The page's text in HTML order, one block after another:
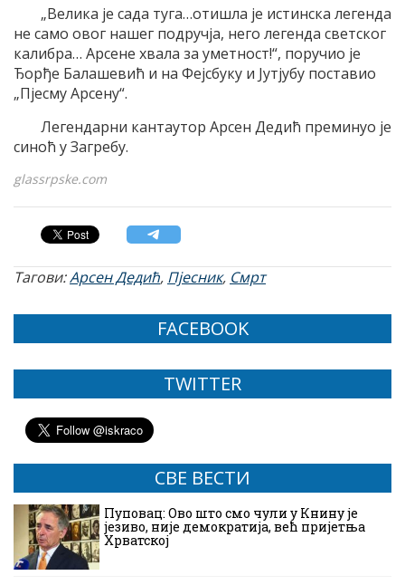
„Велика је сада туга…отишла је истинска легенда
не само овог нашег подручја, него легенда светског
калибра… Арсене хвала за уметност!“, поручио је
Ђорђе Балашевић и на Фејсбуку и Јутјубу поставио
„Пjесму Арсену“.
Легендарни кантаутор Арсен Дедић преминуо је
синоћ у Загребу.
glassrpske.com
Тагови:Арсен Дедић, Пјесник, Смрт
FACEBOOK
TWITTER
СВЕ ВЕСТИ
Пуповац: Ово што смо чули у Книну је
језиво, није демократија, већ пријетња
Хрватској